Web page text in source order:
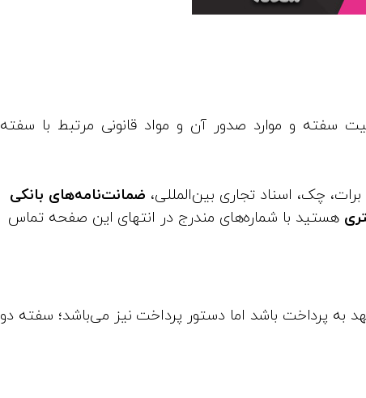
سفته و موارد صدور آن و مواد قانونی مرتبط با سفته
برات، چک، اسناد تجاری بین‌المللی، ضمانت‌نامه‌های بانکی
هستید با شماره‌های مندرج در انتهای این صفحه تماس
پرداخت باشد اما دستور پرداخت نیز می‌باشد؛ سفته دو